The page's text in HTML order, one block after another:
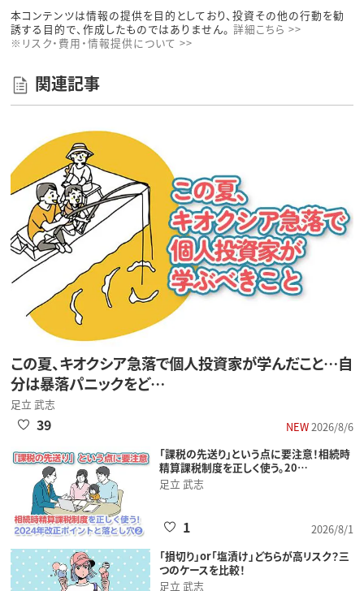
本コンテンツは情報の提供を目的としており、投資その他の行動を勧
誘する目的で、作成したものではありません。 詳細こちら >>
※リスク・費用・情報提供について >>
関連記事
この夏、キオクシア急落で個人投資家が学んだこと…自
分は暴落パニックをど…
足立 武志
NEW2026/8/6
39
「課税の先送り」という点に要注意！相続時
精算課税制度を正しく使う。20…
足立 武志
2026/8/1
1
「損切り」or「塩漬け」どちらが高リスク？三
つのケースを比較！
足立 武志